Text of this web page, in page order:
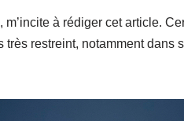
m’incite à rédiger cet article.
restreint, notamment